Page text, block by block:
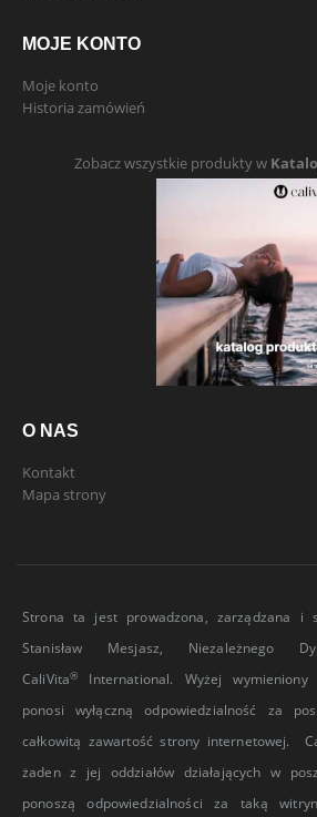
MOJE KONTO
Moje konto
Historia zamówień
Zobacz wszystkie produkty w
O NAS
Kontakt
Mapa strony
Strona ta jest prowadzona, zarządzana i
Stanisław Mesjasz, Niezależnego
CaliVita®
International. Wyżej wymieniony
ponosi wyłączną odpowiedzialność za
całkowitą zawartość strony internetowej.
żaden z jej oddziałów działających w
ponoszą odpowiedzialności za taką